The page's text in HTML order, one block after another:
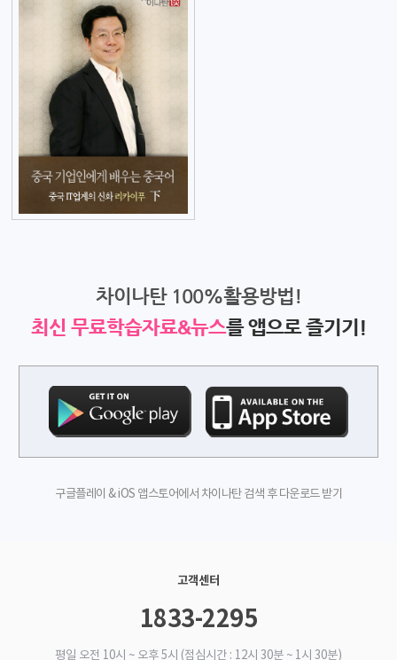
차이나탄 100%활용방법!
최신 무료학습자료&뉴스를 앱으로 즐기기!
구글플레이 & iOS 앱스토어에서 차이나탄 검색 후 다운로드 받기
고객센터
1833-2295
평일 오전 10시 ~ 오후 5시 (점심시간 : 12시 30분 ~ 1시 30분)